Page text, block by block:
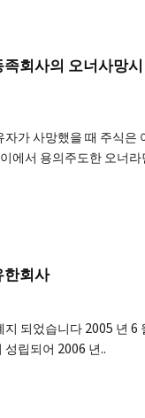
회사의 오너사망
자가 사망했을 때 주식은
에서 용의주도한 오너
회사
지 되었습니다 2005 년 6
립되어 2006 년..